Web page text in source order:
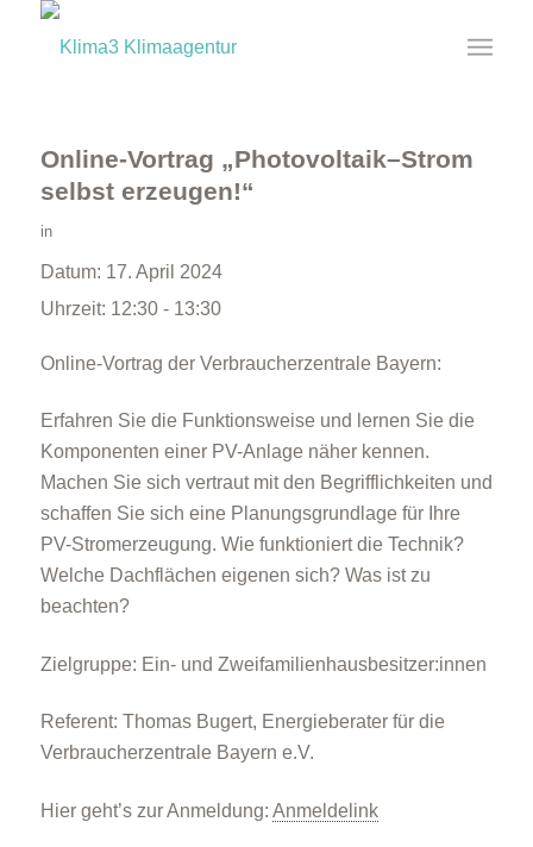
Online-Vortrag „Photovoltaik–Strom
selbst erzeugen!“
in
Datum: 17. April 2024
Uhrzeit: 12:30 - 13:30
Online-Vortrag der Verbraucherzentrale Bayern:
Erfahren Sie die Funktionsweise und lernen Sie die
Komponenten einer PV-Anlage näher kennen.
Machen Sie sich vertraut mit den Begrifflichkeiten und
schaffen Sie sich eine Planungsgrundlage für Ihre
PV-Stromerzeugung. Wie funktioniert die Technik?
Welche Dachflächen eigenen sich? Was ist zu
beachten?
Zielgruppe: Ein- und Zweifamilienhausbesitzer:innen
Referent: Thomas Bugert, Energieberater für die
Verbraucherzentrale Bayern e.V.
Hier geht’s zur Anmeldung: Anmeldelink